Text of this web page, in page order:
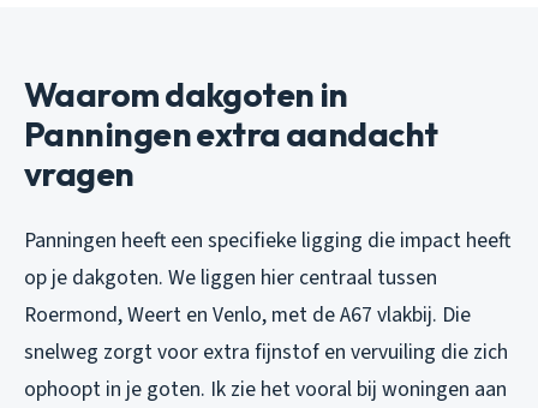
Waarom dakgoten in
Panningen extra aandacht
vragen
Panningen heeft een specifieke ligging die impact heeft
op je dakgoten. We liggen hier centraal tussen
Roermond, Weert en Venlo, met de A67 vlakbij. Die
snelweg zorgt voor extra fijnstof en vervuiling die zich
ophoopt in je goten. Ik zie het vooral bij woningen aan